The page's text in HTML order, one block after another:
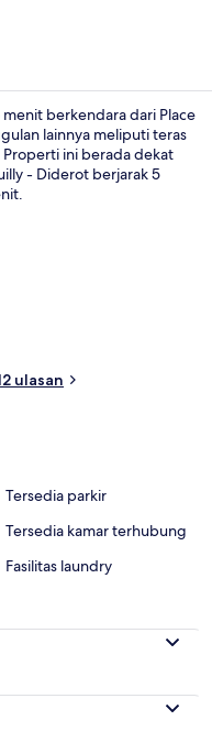
berkendara dari Place
lainnya meliputi teras
Properti ini berada dekat
- Diderot berjarak 5
ulasan
Tersedia parkir
Tersedia kamar terhubung
Fasilitas laundry